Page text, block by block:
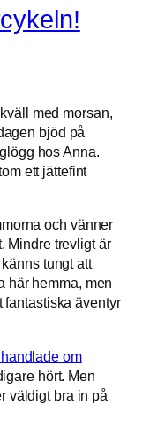
med morsan,
bjöd på
hos Anna.
ett jättefint
och vänner
Mindre trevligt är
tungt att
här hemma, men
fantastiska äventyr
om
hört. Men
väldigt bra in på